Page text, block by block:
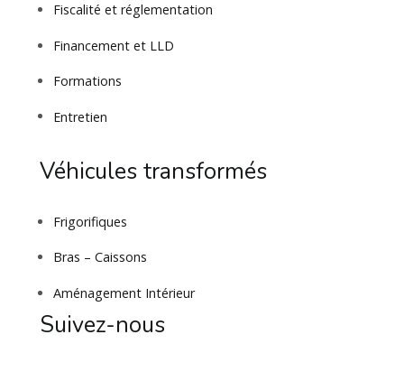
Fiscalité et réglementation
Financement et LLD
Formations
Entretien
Véhicules transformés
Frigorifiques
Bras – Caissons
Aménagement Intérieur
Suivez-nous